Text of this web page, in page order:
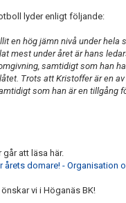
lyder enligt följande:
en hög jämn nivå under hela
mest under året är hans
samtidigt som han
Trots att Kristoffer är en
som han är en tillgång
att läsa här.
domare! - Organisation
vi i Höganäs BK!